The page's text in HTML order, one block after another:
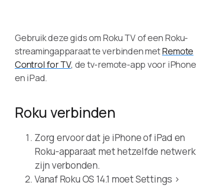
Gebruik deze gids om Roku TV of een Roku-
streamingapparaat te verbinden metRemote
Control for TV, de tv-remote-app voor iPhone
en iPad.
Roku verbinden
Zorg ervoor dat je iPhone of iPad en
Roku-apparaat met hetzelfde netwerk
zijn verbonden.
Vanaf Roku OS 14.1 moet Settings >